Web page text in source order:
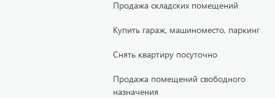
Продажа складских помещений
Купить гараж, машиноместо, паркинг
Снять квартиру посуточно
Продажа помещений свободного
назначения